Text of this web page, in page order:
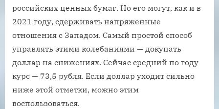
российских ценных бумаг. Но его могут, как и в
2021 году, сдерживать напряженные
отношения с Западом. Самый простой способ
управлять этими колебаниями — докупать
доллар на снижениях. Сейчас средний по году
курс — 73,5 рубля. Если доллар уходит сильно
ниже этой отметки, можно этим
воспользоваться.